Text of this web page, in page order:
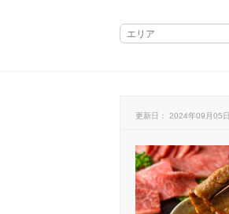
更新日： 2024年09月05日